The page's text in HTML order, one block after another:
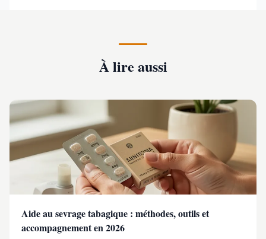
À lire aussi
Aide au sevrage tabagique : méthodes, outils et
accompagnement en 2026